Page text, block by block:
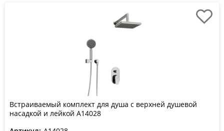
Встраиваемый комплект для душа с верхней душевой
насадкой и лейкой A14028